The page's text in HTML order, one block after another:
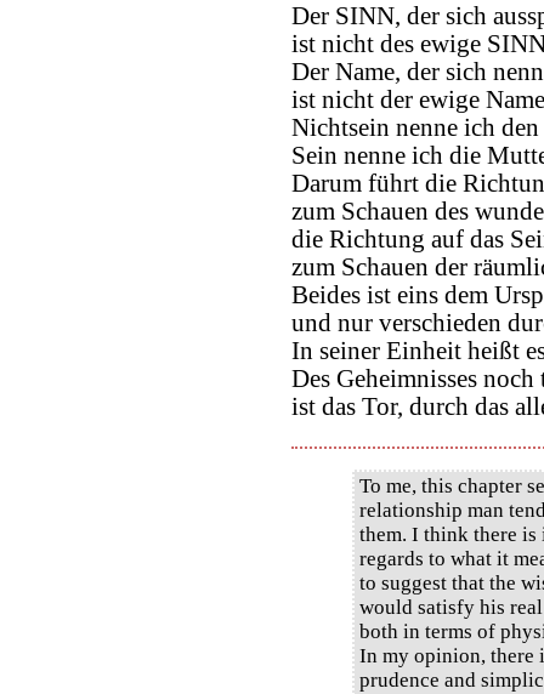
Der SINN, der sich
ist nicht des ewige
Der Name, der sich
ist nicht der ewige
Nichtsein nenne ich
Sein nenne ich die
Darum führt die
zum Schauen des
die Richtung auf das
zum Schauen der
Beides ist eins dem
und nur verschieden
In seiner Einheit heißt
Des Geheimnisses
ist das Tor, durch das
To me, this chapter
relationship man
them. I think there
regards to what it
to suggest that the
would satisfy his
both in terms of
In my opinion, there
prudence and